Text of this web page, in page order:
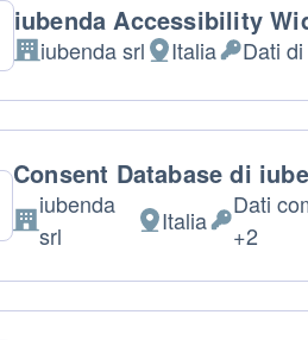
iubenda Accessibility
Azienda:
iubenda srlLuogo
del
trattamento:
ItaliaDati
Personali
trattati:
Dati
Consent Database di
Azienda:
iubenda
srl
Luogo
ItaliaDati
Dati
+2